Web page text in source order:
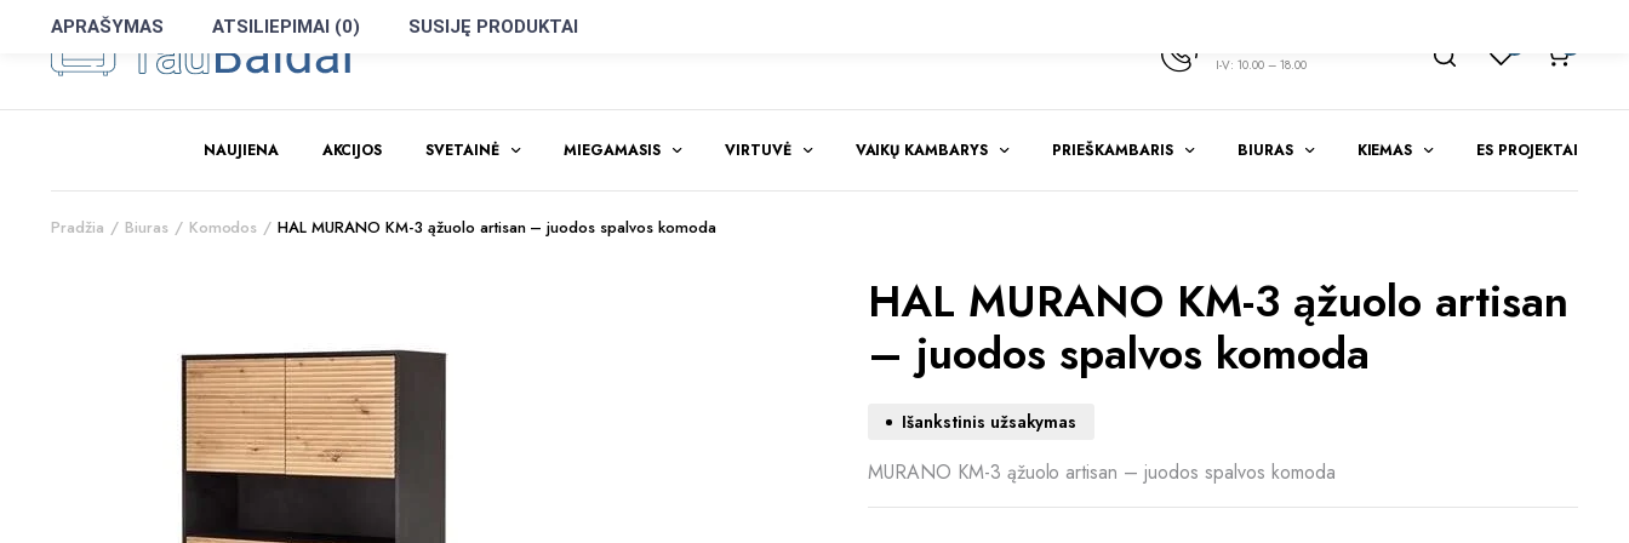
I-V: 10.00 – 18.00
NAUJIENA AKCIJOS SVETAINĖ MIEGAMASIS VIRTUVĖ VAIKŲ KAMBARYS PRIEŠKAMBARIS BIURAS KIEMAS ES PROJEKTAI
Pradžia Biuras Komodos HAL MURANO KM-3 ąžuolo artisan – juodos spalvos komoda
HAL MURANO KM-3 ąžuolo artisan
– juodos spalvos komoda
Išankstinis užsakymas
MURANO KM-3 ąžuolo artisan – juodos spalvos komoda
APRAŠYMAS ATSILIEPIMAI (0) SUSIJĘ PRODUKTAI